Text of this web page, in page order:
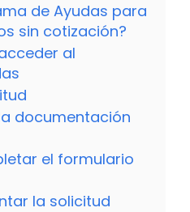
de Ayudas para
sin cotización?
al
la documentación
el formulario
la solicitud